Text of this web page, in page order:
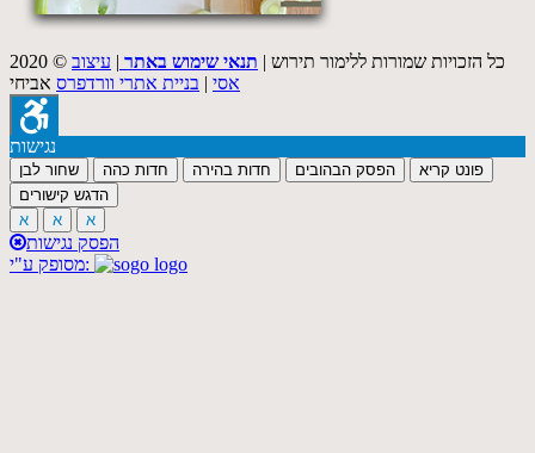
2020 © כל הזכויות שמורות ללימור תירוש | תנאי שימוש באתר | עיצוב
אסי | בניית אתרי וורדפרס אביחי
נגישות
שחור לבן חדות כהה חדות בהירה הפסק הבהובים
פונט קריא
הדגש קישורים
א
א א
הפסק נגישות
מסופק ע"י: